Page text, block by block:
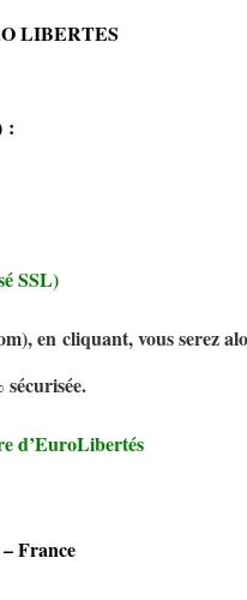
LIBERTES
:
SSL)
en cliquant, vous serez
sécurisée.
d’EuroLibertés
France